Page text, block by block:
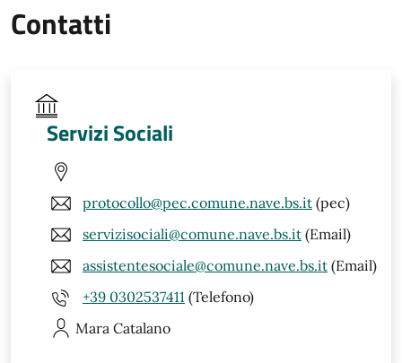
Contatti
Servizi Sociali
protocollo@pec.comune.nave.bs.it (pec)
servizisociali@comune.nave.bs.it (Email)
assistentesociale@comune.nave.bs.it (Email)
+39 0302537411 (Telefono)
Mara Catalano